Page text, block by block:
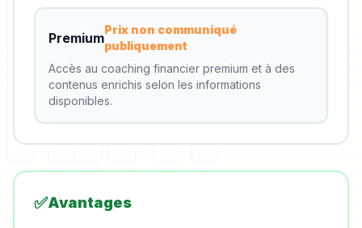
Premium
Prix non communiqué
publiquement
Accès au coaching financier premium et à des
contenus enrichis selon les informations
disponibles.
✅Avantages